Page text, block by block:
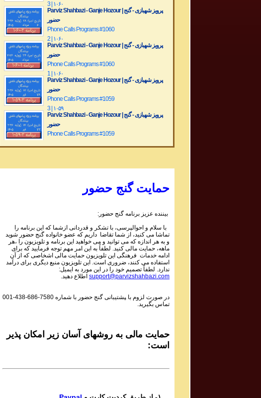
3 | ۱۰۶۰
Parviz Shahbazi - Ganje Hozour | پرویز شهبازی - گنج
حضور
Phone Calls Programs #1060
2 | ۱۰۶۰
Parviz Shahbazi - Ganje Hozour | پرویز شهبازی - گنج
حضور
Phone Calls Programs #1060
1 | ۱۰۶۰
Parviz Shahbazi - Ganje Hozour | پرویز شهبازی - گنج
حضور
Phone Calls Programs #1059
3 | ۱۰۵۹
Parviz Shahbazi - Ganje Hozour | پرویز شهبازی - گنج
حضور
Phone Calls Programs #1059
Parviz Shahbazi - Ganje Hozour | پرویز شهبازی - گنج
Phone Calls Programs #1059
Parviz Shahbazi - Ganje Hozour | پرویز شهبازی - گنج
حضور
Phone Calls Programs #1058
2 | ۱۰۵۸
Parviz Shahbazi - Ganje Hozour | پرویز شهبازی - گنج
حضور
Phone Calls Programs #1058
حضور
حضور
حضور
Parviz Shahbazi - Ganje Hozour | پرویز شهبازی - گنج
حمایت گنج حضور
بیننده عزیز برنامه گنج حضور:
با سلام و احوالپرسی، با تشکر و قدردانی ازشما که این برنامه را
تماشا می کنید، از شما تقاضا داریم که عضو خانواده گنج حضور شوید
و به هر اندازه که می توانید و می خواهید این برنامه و تلویزیون را ،هر
ماهه، حمایت مالی کنید. لطفاً به این امر مهم توجه فرمایید که برای
ادامه خدمات فرهنگی این تلویزیون حمایت مالی اشخاصی که از آن
استفاده می کنند، ضروری است. این تلویزیون منبع دیگری برای درآمد
ندارد. لطفاً تصمیم خود را در این مورد به ایمیل:
support@parvizshahbazi.com اطلاع دهید.
در صورت لزوم با ‍پشتیبانی گنج حضور با شماره 001-438-686-7580
تماس بگیرید.
حمایت مالی به روشهای آسان زیر امکان پذیر
است: